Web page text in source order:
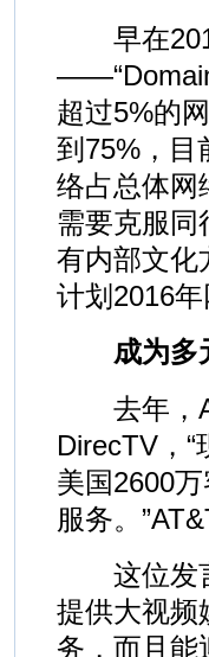
早在2013
超过5%的
到75%，目
络占总体网
需要克服同
有内部文化
计划2016
成为多
去年，
DirecTV，
美国2600
服务。
这位发言
提供大视频
务，而且能